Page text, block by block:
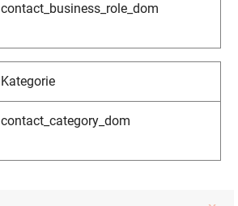
contact_business_role_dom
Kategorie
contact_category_dom